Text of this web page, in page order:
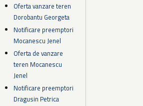
Oferta vanzare teren
Dorobantu Georgeta
Notificare preemptori
Mocanescu Jenel
Oferta de vanzare
teren Mocanescu
Jenel
Notificare preemptori
Dragusin Petrica